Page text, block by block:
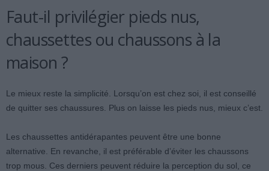
Faut-il privilégier pieds nus,
chaussettes ou chaussons à la
maison ?
Le mieux reste la simplicité. Lorsqu’on est chez soi, il est conseillé
de quitter ses chaussures. Plus on laisse les pieds nus, mieux c’est.
Les chaussettes antidérapantes peuvent être une bonne
alternative. En revanche, il est préférable d’éviter les chaussons
trop mous. Ces derniers peuvent réduire la perception du sol, ce